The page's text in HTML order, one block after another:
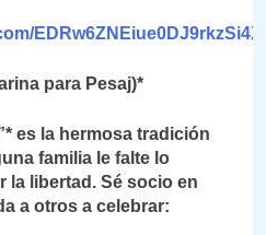
EDRw6ZNEiue0DJ9rkzSi4X
para Pesaj)*
es la hermosa tradición
familia le falte lo
la libertad. Sé socio en
a otros a celebrar: